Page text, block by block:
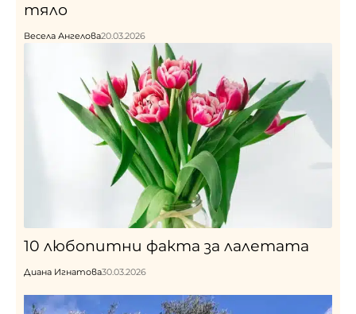
тяло
Весела Ангелова20.03.2026
10 любопитни факта за лалетата
Диана Игнатова30.03.2026